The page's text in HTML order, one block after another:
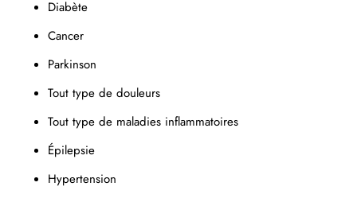
Diabète
Cancer
Parkinson
Tout type de douleurs
Tout type de maladies inflammatoires
Épilepsie
Hypertension